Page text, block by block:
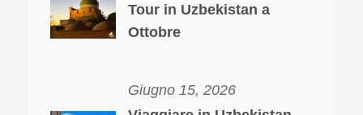
Tour in Uzbekistan a
Ottobre
Giugno 15, 2026